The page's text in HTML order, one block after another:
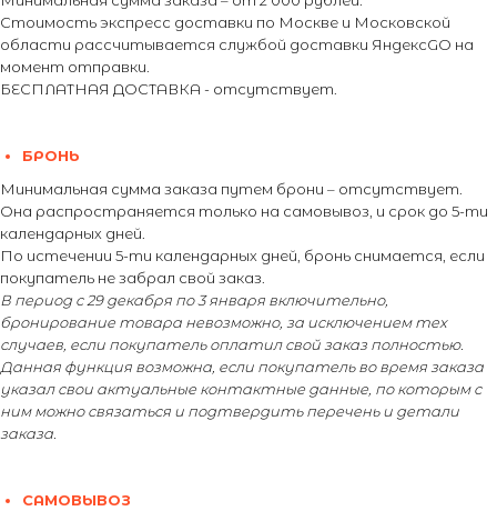
Стоимость экспресс доставки по Москве и Московской
области рассчитывается службой доставки ЯндексGO на
момент отправки.
БЕСПЛАТНАЯ ДОСТАВКА - отсутствует.
БРОНЬ
Минимальная сумма заказа путем брони – отсутствует.
Она распространяется только на самовывоз, и срок до 5-ти
календарных дней.
По истечении 5-ти календарных дней, бронь снимается, если
покупатель не забрал свой заказ.
В период с 29 декабря по 3 января включительно,
бронирование товара невозможно, за исключением тех
случаев, если покупатель оплатил свой заказ полностью.
Данная функция возможна, если покупатель во время заказа
указал свои актуальные контактные данные, по которым с
ним можно связаться и подтвердить перечень и детали
заказа.
САМОВЫВОЗ